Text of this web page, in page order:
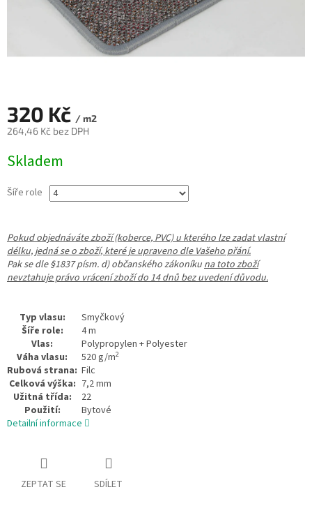
320 Kč / m2
264,46 Kč bez DPH
cena:
Skladem
Šíře role
Pokud objednáváte zboží (koberce, PVC) u kterého lze zadat vlastní
délku, jedná se o zboží, které je upraveno dle Vašeho přání.
Pak se dle §1837 písm. d) občanského zákoníku na toto zboží
nevztahuje právo vrácení zboží do 14 dnů bez uvedení důvodu.
Typ vlasu:
Smyčkový
Šíře role:
4 m
Vlas:
Polypropylen + Polyester
Váha vlasu:
520 g/m2
Rubová strana: Filc
Celková výška: 7,2 mm
Užitná třída:
22
Použití:
Bytové
Detailní informace
ZEPTAT SE SDÍLET